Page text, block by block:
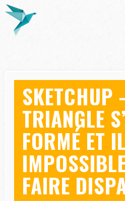
SKETCHUP
TRIANGLE
FORMÉ ET
FAIRE